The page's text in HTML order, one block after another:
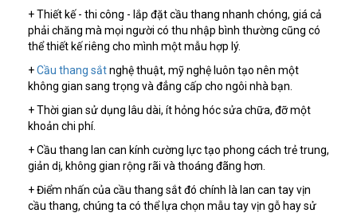
+ Thiết kế - thi công - lắp đặt cầu thang nhanh chóng, giá cả
phải chăng mà mọi người có thu nhập bình thường cũng có
thể thiết kế riêng cho mình một mẫu hợp lý.
+Cầu thang sắtnghệ thuật, mỹ nghệ luôn tạo nên một
không gian sang trọng và đẳng cấp cho ngôi nhà bạn.
+ Thời gian sử dụng lâu dài, ít hỏng hóc sửa chữa, đỡ một
khoản chi phí.
+ Cầu thang lan can kính cường lực tạo phong cách trẻ trung,
giản dị, không gian rộng rãi và thoáng đãng hơn.
+ Điểm nhấn của cầu thang sắt đó chính là lan can tay vịn
cầu thang, chúng ta có thể lựa chọn mẫu tay vịn gỗ hay sử